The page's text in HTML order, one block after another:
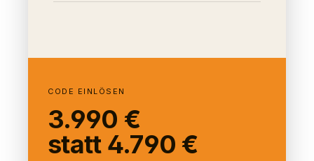
CODE EINLÖSEN
3.990 €
statt 4.790 €